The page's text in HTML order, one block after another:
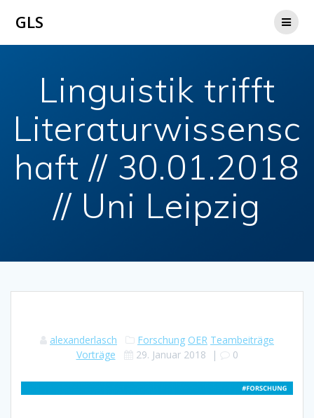
GLS
Linguistik trifft
Literaturwissensc
haft // 30.01.2018
// Uni Leipzig
alexanderlasch Forschung OER Teambeiträge
Vorträge
29. Januar 2018 | 0